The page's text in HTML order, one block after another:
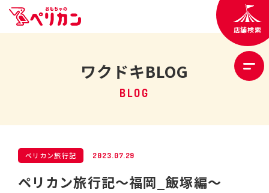
店舗検索
ワクドキBLOG
BLOG
ペリカン旅行記 2023.07.29
ペリカン旅行記～福岡_飯塚編～